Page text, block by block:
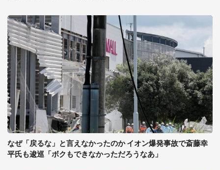
なぜ「戻るな」と言えなかったのか イオン爆発事故で斎藤幸
平氏も逡巡「ボクもできなかっただろうなあ」